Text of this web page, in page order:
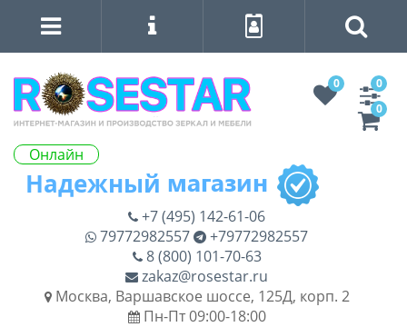
Онлайн
0
0
0
+7 (495) 142-61-06
79772982557
+79772982557
8 (800) 101-70-63
zakaz@rosestar.ru
Москва, Варшавское шоссе, 125Д, корп. 2
Пн-Пт 09:00-18:00